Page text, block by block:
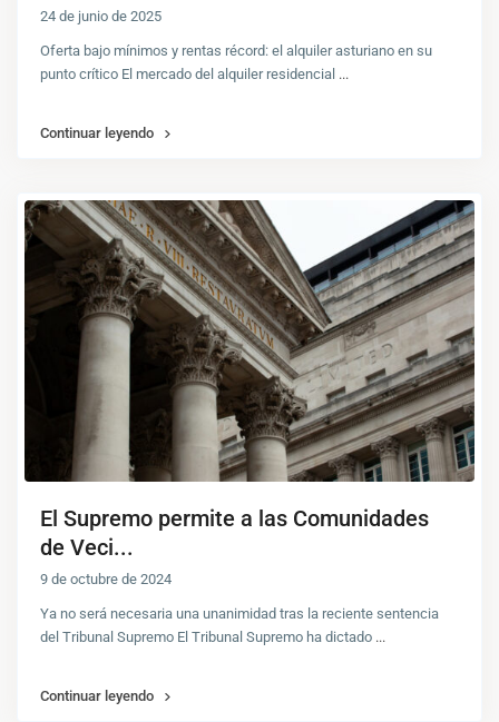
24 de junio de 2025
Oferta bajo mínimos y rentas récord: el alquiler asturiano en su
punto crítico El mercado del alquiler residencial ...
Continuar leyendo
El Supremo permite a las Comunidades
de Veci...
9 de octubre de 2024
Ya no será necesaria una unanimidad tras la reciente sentencia
del Tribunal Supremo El Tribunal Supremo ha dictado ...
Continuar leyendo